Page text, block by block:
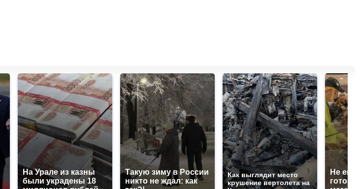
На Урале из казны
были украдены 18
Такую зиму в России
никто не ждал: как
Как выглядит место
крушение вертолета на
Не